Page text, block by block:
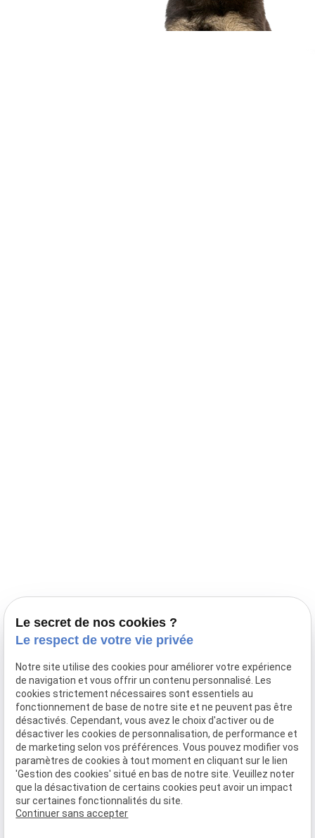
03 28 68 82 00
06 80 84 45 90
Adresse
10, chemin de Cassel
59470 BOLLEZEELE
Horaires
09:00 - 17:00
Lundi - Samedi
Le secret de nos cookies ?
Le respect de votre vie privée
Notre site utilise des cookies pour améliorer votre expérience
de navigation et vous offrir un contenu personnalisé. Les
cookies strictement nécessaires sont essentiels au
fonctionnement de base de notre site et ne peuvent pas être
désactivés. Cependant, vous avez le choix d'activer ou de
désactiver les cookies de personnalisation, de performance et
de marketing selon vos préférences. Vous pouvez modifier vos
paramètres de cookies à tout moment en cliquant sur le lien
'Gestion des cookies' situé en bas de notre site. Veuillez noter
que la désactivation de certains cookies peut avoir un impact
sur certaines fonctionnalités du site.
Continuer sans accepter